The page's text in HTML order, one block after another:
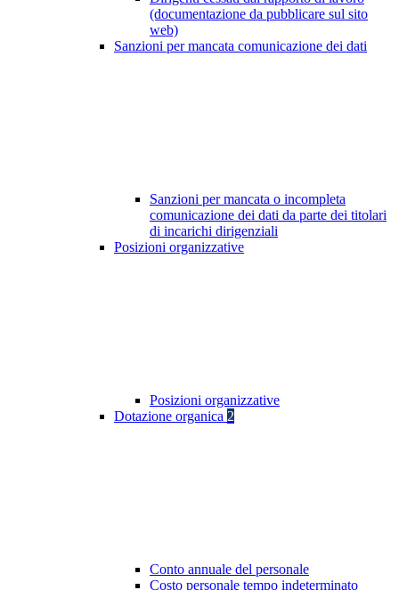
(documentazione da pubblicare sul sito
web)
Sanzioni per mancata comunicazione dei dati
Sanzioni per mancata o incompleta
comunicazione dei dati da parte dei titolari
di incarichi dirigenziali
Posizioni organizzative
Posizioni organizzative
Dotazione organica 2
Conto annuale del personale
Costo personale tempo indeterminato